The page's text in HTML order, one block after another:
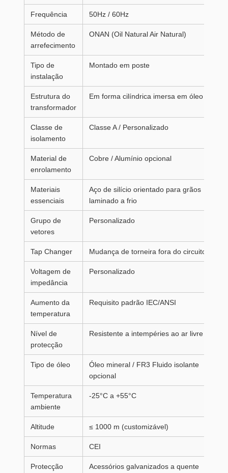
Frequência 50Hz / 60Hz
Método de
arrefecimento
ONAN (Oil Natural Air Natural)
Tipo de
instalação
Montado em poste
Estrutura do
transformador
Em forma cilíndrica imersa em óleo
Classe de
isolamento
Classe A / Personalizado
Material de
enrolamento
Cobre / Alumínio opcional
Materiais
essenciais
Aço de silício orientado para grãos
laminado a frio
Grupo de
vetores
Personalizado
Tap Changer Mudança de torneira fora do circuito
Voltagem de
impedância
Personalizado
Aumento da
temperatura
Requisito padrão IEC/ANSI
Nível de
protecção
Resistente a intempéries ao ar livre
Tipo de óleo
Óleo mineral / FR3 Fluido isolante
opcional
Temperatura
ambiente
-25°C a +55°C
Altitude ≤ 1000 m (customizável)
Normas CEI
Protecção
Acessórios galvanizados a quente